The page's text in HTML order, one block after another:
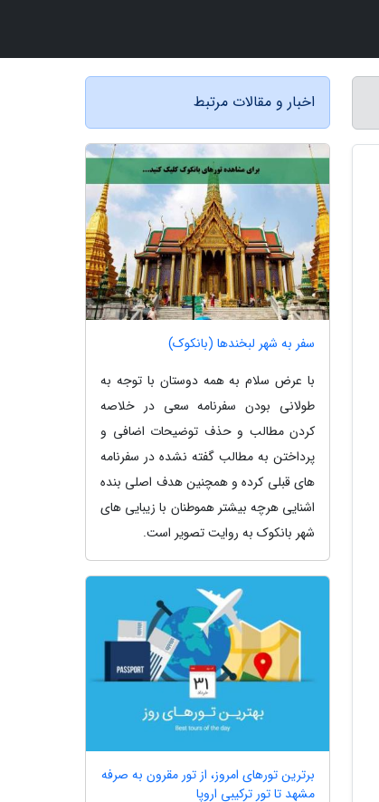
اخبار و مقالات مرتبط
سفر به شهر لبخندها (بانکوک)
با عرض سلام به همه دوستان با توجه به
طولانی بودن سفرنامه سعی در خلاصه
کردن مطالب و حذف توضیحات اضافی و
پرداختن به مطالب گفته نشده در سفرنامه
های قبلی کرده و همچنین هدف اصلی بنده
اشنایی هرچه بیشتر هموطنان با زیبایی های
شهر بانکوک به روایت تصویر است.
برترین تورهای امروز، از تور مقرون به صرفه
مشهد تا تور ترکیبی اروپا